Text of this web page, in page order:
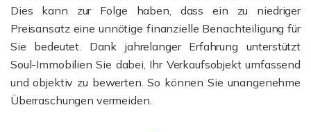
Dies kann zur Folge haben, dass ein zu niedriger
Preisansatz eine unnötige finanzielle Benachteiligung für
Sie bedeutet. Dank jahrelanger Erfahrung unterstützt
Soul-Immobilien Sie dabei, Ihr Verkaufsobjekt umfassend
und objektiv zu bewerten. So können Sie unangenehme
Überraschungen vermeiden.